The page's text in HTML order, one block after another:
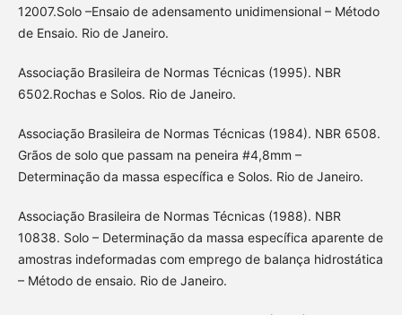
12007.Solo –Ensaio de adensamento unidimensional – Método
de Ensaio. Rio de Janeiro.
Associação Brasileira de Normas Técnicas (1995). NBR
6502.Rochas e Solos. Rio de Janeiro.
Associação Brasileira de Normas Técnicas (1984). NBR 6508.
Grãos de solo que passam na peneira #4,8mm –
Determinação da massa específica e Solos. Rio de Janeiro.
Associação Brasileira de Normas Técnicas (1988). NBR
10838. Solo – Determinação da massa específica aparente de
amostras indeformadas com emprego de balança hidrostática
– Método de ensaio. Rio de Janeiro.